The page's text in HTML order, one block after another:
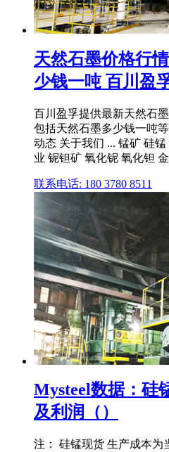
天然石墨价格行
少钱一吨 百川盈
百川盈孚提供最新天然石
包括天然石墨多少钱一吨
动态 关于我们 ... 锰矿 硅
业 铌钽矿 氧化铌 氧化钽
联系电话: 180 3780 8511
Mysteel数据：硅
及利润（）
注： 硅锰现货 生产成本为